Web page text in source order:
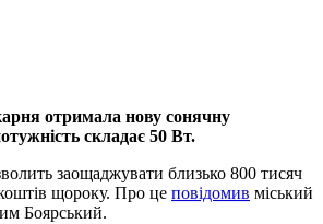
отримала нову сонячну
складає 50 Вт.
заощаджувати близько 800 тисяч
щороку. Про це повідомив міський
Боярський.